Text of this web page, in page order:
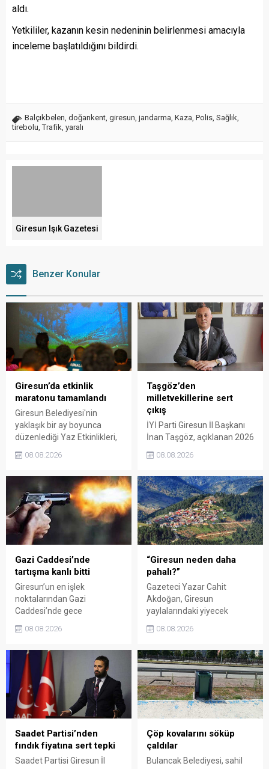
aldı.
Yetkililer, kazanın kesin nedeninin belirlenmesi amacıyla
inceleme başlatıldığını bildirdi.
Balçıkbelen, doğankent, giresun, jandarma, Kaza, Polis, Sağlık,
tirebolu,Trafik, yaralı
Giresun Işık Gazetesi
Benzer Konular
Giresun’da etkinlik
maratonu tamamlandı
Giresun Belediyesi'nin
yaklaşık bir ay boyunca
düzenlediği Yaz Etkinlikleri,
sanat ve eğlenceyle
organizasyonun ardından
Kadın El Emeği Pazarı'nın
süresi de 16 Ağustos'a
kadar uzatıldı.
08.08.2026
Taşgöz’den
milletvekillerine sert
çıkış
İYİ Parti Giresun İl Başkanı
İnan Taşgöz, açıklanan 2026
üzerinden iktidar
eleştirdi. Taşgöz, üreticinin
emeğinin karşılığını
alamadığını savunarak,
Giresun milletvekillerini
sessiz kalmakla suçladı.
08.08.2026
Gazi Caddesi’nde
tartışma kanlı bitti
Giresun’un en işlek
noktalarından Gazi
Caddesi’nde gece
kavgada A.E. ayağından
bölgede kısa süreli panik
yaşanırken polis geniş çaplı
soruşturma başlattı.
08.08.2026
“Giresun neden daha
pahalı?”
Gazeteci Yazar Cahit
Akdoğan, Giresun
yaylalarındaki yiyecek
belirgin biçimde yüksek
Valiliği, Tarım ve Orman İl
Müdürlüğü ile ilgili kurumları
denetime çağırdı. Akdoğan,
yüzde 50’ye ulaşan fiyat
farklarının araştırılması
gerektiğini söyledi.
08.08.2026
Saadet Partisi’nden
fındık fiyatına sert tepki
Saadet Partisi Giresun İl
Çöp kovalarını söküp
çaldılar
Bulancak Belediyesi, sahil